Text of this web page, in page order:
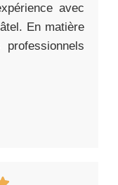
avec
En matière